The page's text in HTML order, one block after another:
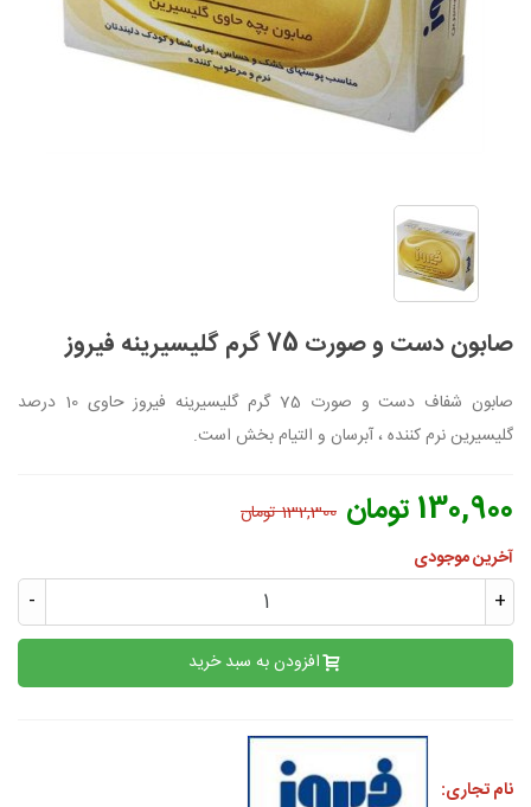
صابون دست و صورت 75 گرم گلیسیرینه فیروز
صابون شفاف دست و صورت 75 گرم گلیسیرینه فیروز حاوی 10 درصد
گلیسیرین نرم کننده ، آبرسان و التیام بخش است.
130,900 تومان
132,300 تومان
آخرین موجودی
- +
افزودن به سبد خرید
نام تجاری: